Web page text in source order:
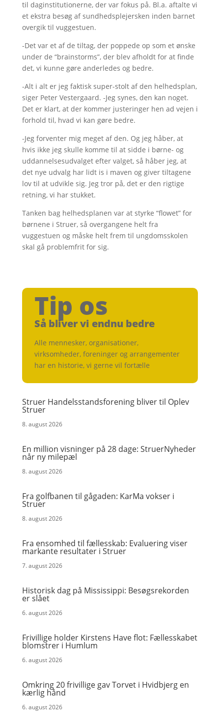
til daginstitutionerne, der var fokus på. Bl.a. aftalte vi
et ekstra besøg af sundhedsplejersken inden barnet
overgik til vuggestuen.
-Det var et af de tiltag, der poppede op som et ønske
under de “brainstorms”, der blev afholdt for at finde
det, vi kunne gøre anderledes og bedre.
-Alt i alt er jeg faktisk super-stolt af den helhedsplan,
siger Peter Vestergaard. -Jeg synes, den kan noget.
Det er klart, at der kommer justeringer hen ad vejen i
forhold til, hvad vi kan gøre bedre.
-Jeg forventer mig meget af den. Og jeg håber, at
hvis ikke jeg skulle komme til at sidde i børne- og
uddannelsesudvalget efter valget, så håber jeg, at
det nye udvalg har lidt is i maven og giver tiltagene
lov til at udvikle sig. Jeg tror på, det er den rigtige
retning, vi har stukket.
Tanken bag helhedsplanen var at styrke “flowet” for
børnene i Struer, så overgangene helt fra
vuggestuen og måske helt frem til ungdomsskolen
skal gå problemfrit for sig.
Tip os
Så bliver vi endnu bedre
Alle mennesker, organisationer,
virksomheder, foreninger og arrangementer
har en historie, vi gerne vil fortælle
Struer Handelsstandsforening bliver til Oplev
Struer
8. august 2026
En million visninger på 28 dage: StruerNyheder
når ny milepæl
8. august 2026
Fra golfbanen til gågaden: KarMa vokser i
Struer
8. august 2026
Fra ensomhed til fællesskab: Evaluering viser
markante resultater i Struer
7. august 2026
Historisk dag på Mississippi: Besøgsrekorden
er slået
6. august 2026
Frivillige holder Kirstens Have flot: Fællesskabet
blomstrer i Humlum
6. august 2026
Omkring 20 frivillige gav Torvet i Hvidbjerg en
kærlig hånd
6. august 2026